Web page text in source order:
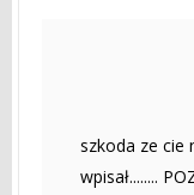
szkoda ze cie
wpisał........